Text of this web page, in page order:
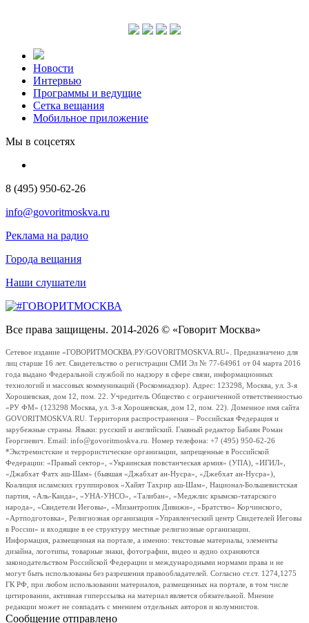
Новости
Интервью
Программы и ведущие
Сетка вещания
Мобильное приложение
Мы в соцсетях
8 (495) 950-62-26
info@govoritmoskva.ru
Реклама на радио
Города вещания
Наши слушатели
Все права защищены. 2014-2026 © «Говорит Москва»
Сетевое издание «ГОВОРИТМОСКВА.РУ/GOVORITMOSKVA.RU». Предназначено для
лиц старше 16 лет. Свидетельство о регистрации СМИ Эл № 77-64961 от 04 марта 2016
года выдано Федеральной службой по надзору в сфере связи, информационных
технологий и массовых коммуникаций (Роскомнадзор). Адрес: 123298, Москва, ул. 3-я
Хорошевская, дом 12, пом. 22. Учредитель Общество с ограниченной ответственностью
«РУ ФМ» (123298 Москва, ул. 3-я Хорошевская, дом 12, пом. 22). Доменное имя сайта
GOVORITMOSKVA.RU. Территория распространения – Российская Федерация и
зарубежные страны. Языки: русский и английский. Главный редактор Бабаян Роман
Георгиевич. Email: info@govoritmoskva.ru. Номер телефона: +7 (495) 950-62-26
*Экстремистские и террористические организации, запрещенные в Российской
Федерации: «Правый сектор», «Украинская повстанческая армия» (УПА), «ИГИЛ»,
«Джабхат Фатх аш-Шам» (бывшая «Джабхат ан-Нусра», «Джебхат ан-Нусра»),
Коалиция исламских группировок «Хайят Тахрир аш-Шам», Национал-Большевистская
партия, «Аль-Каида», «УНА-УНСО», «Талибан», «Меджлис крымско-татарского
народа», «Свидетели Иеговы», «Мизантропик Дивижн», «Братство» Корчинского,
«Артподготовка», Религиозная организация «Управленческий центр Свидетелей Иеговы
в России» и входящие в ее структуру местные религиозные организации.
Информация, размещенная на портале, а именно: текстовые материалы, элементы
дизайна, логотипы, товарные знаки, фотографии, видео и аудио охраняются
законодательством Российской Федерации и международными нормами права и не
могут быть использованы без разрешения правообладателей. Согласно ст.ст. 1274,1275
ГК РФ, при любом использовании материалов, размещенных на портале, в том числе
цитировании, активная гиперссылка на материал является обязательной. Мнение
редакции может не совпадать с мнением отдельных авторов и колумнистов.
Сообщение отправлено